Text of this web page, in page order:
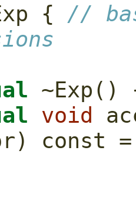
{ //
~Exp()
void
const